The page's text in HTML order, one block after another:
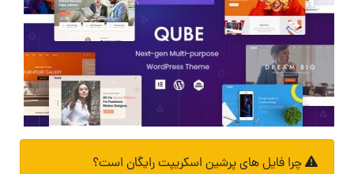
چرا فایل های پرشین اسکریپت رایگان است؟